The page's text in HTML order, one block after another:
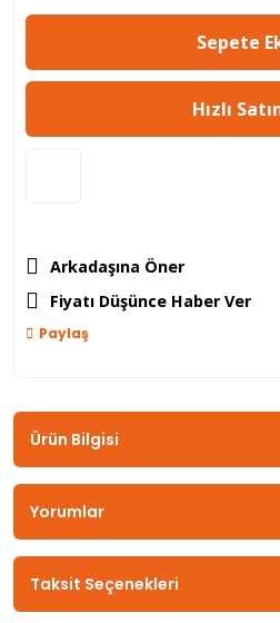
Sepete
Hızlı
Arkadaşına Öner
Fiyatı Düşünce Haber Ver
Paylaş
Ürün Bilgisi
Yorumlar
Taksit Seçenekleri